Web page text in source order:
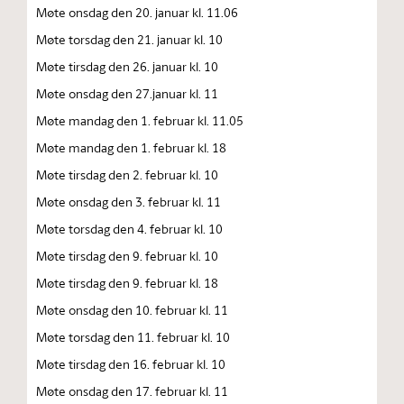
Møte onsdag den 20. januar kl. 11.06
Møte torsdag den 21. januar kl. 10
Møte tirsdag den 26. januar kl. 10
Møte onsdag den 27.januar kl. 11
Møte mandag den 1. februar kl. 11.05
Møte mandag den 1. februar kl. 18
Møte tirsdag den 2. februar kl. 10
Møte onsdag den 3. februar kl. 11
Møte torsdag den 4. februar kl. 10
Møte tirsdag den 9. februar kl. 10
Møte tirsdag den 9. februar kl. 18
Møte onsdag den 10. februar kl. 11
Møte torsdag den 11. februar kl. 10
Møte tirsdag den 16. februar kl. 10
Møte onsdag den 17. februar kl. 11